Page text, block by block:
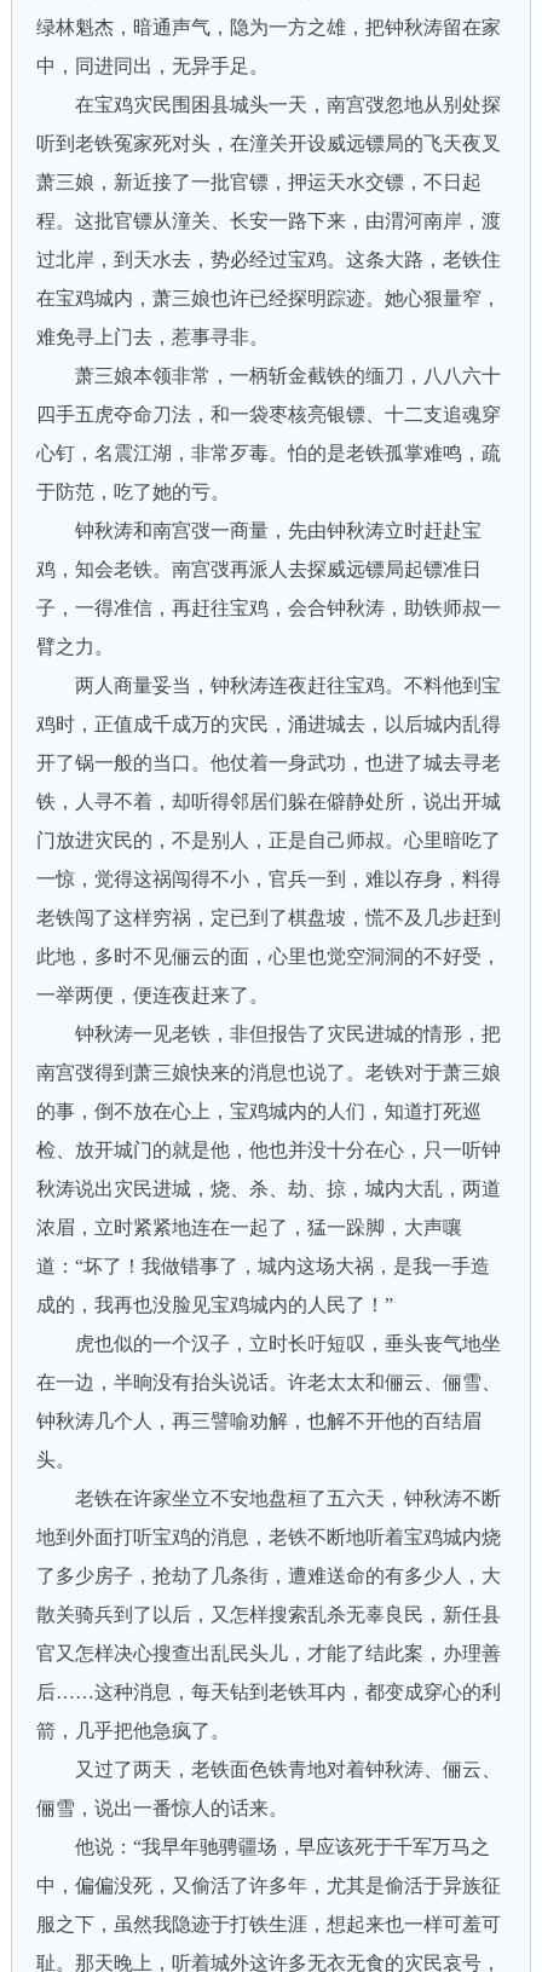
绿林魁杰，暗通声气，隐为一方之雄，把钟秋涛留在家
中，同进同出，无异手足。
在宝鸡灾民围困县城头一天，南宫弢忽地从别处探
听到老铁冤家死对头，在潼关开设威远镖局的飞天夜叉
萧三娘，新近接了一批官镖，押运天水交镖，不日起
程。这批官镖从潼关、长安一路下来，由渭河南岸，渡
过北岸，到天水去，势必经过宝鸡。这条大路，老铁住
在宝鸡城内，萧三娘也许已经探明踪迹。她心狠量窄，
难免寻上门去，惹事寻非。
萧三娘本领非常，一柄斩金截铁的缅刀，八八六十
四手五虎夺命刀法，和一袋枣核亮银镖、十二支追魂穿
心钉，名震江湖，非常歹毒。怕的是老铁孤掌难鸣，疏
于防范，吃了她的亏。
钟秋涛和南宫弢一商量，先由钟秋涛立时赶赴宝
鸡，知会老铁。南宫弢再派人去探威远镖局起镖准日
子，一得准信，再赶往宝鸡，会合钟秋涛，助铁师叔一
臂之力。
两人商量妥当，钟秋涛连夜赶往宝鸡。不料他到宝
鸡时，正值成千成万的灾民，涌进城去，以后城内乱得
开了锅一般的当口。他仗着一身武功，也进了城去寻老
铁，人寻不着，却听得邻居们躲在僻静处所，说出开城
门放进灾民的，不是别人，正是自己师叔。心里暗吃了
一惊，觉得这祸闯得不小，官兵一到，难以存身，料得
老铁闯了这样穷祸，定已到了棋盘坡，慌不及几步赶到
此地，多时不见俪云的面，心里也觉空洞洞的不好受，
一举两便，便连夜赶来了。
钟秋涛一见老铁，非但报告了灾民进城的情形，把
南宫弢得到萧三娘快来的消息也说了。老铁对于萧三娘
的事，倒不放在心上，宝鸡城内的人们，知道打死巡
检、放开城门的就是他，他也并没十分在心，只一听钟
秋涛说出灾民进城，烧、杀、劫、掠，城内大乱，两道
浓眉，立时紧紧地连在一起了，猛一跺脚，大声嚷
道：“坏了！我做错事了，城内这场大祸，是我一手造
成的，我再也没脸见宝鸡城内的人民了！”
虎也似的一个汉子，立时长吁短叹，垂头丧气地坐
在一边，半晌没有抬头说话。许老太太和俪云、俪雪、
钟秋涛几个人，再三譬喻劝解，也解不开他的百结眉
头。
老铁在许家坐立不安地盘桓了五六天，钟秋涛不断
地到外面打听宝鸡的消息，老铁不断地听着宝鸡城内烧
了多少房子，抢劫了几条街，遭难送命的有多少人，大
散关骑兵到了以后，又怎样搜索乱杀无辜良民，新任县
官又怎样决心搜查出乱民头儿，才能了结此案，办理善
后……这种消息，每天钻到老铁耳内，都变成穿心的利
箭，几乎把他急疯了。
又过了两天，老铁面色铁青地对着钟秋涛、俪云、
俪雪，说出一番惊人的话来。
他说：“我早年驰骋疆场，早应该死于千军万马之
中，偏偏没死，又偷活了许多年，尤其是偷活于异族征
服之下，虽然我隐迹于打铁生涯，想起来也一样可羞可
耻。那天晚上，听着城外这许多无衣无食的灾民哀号，